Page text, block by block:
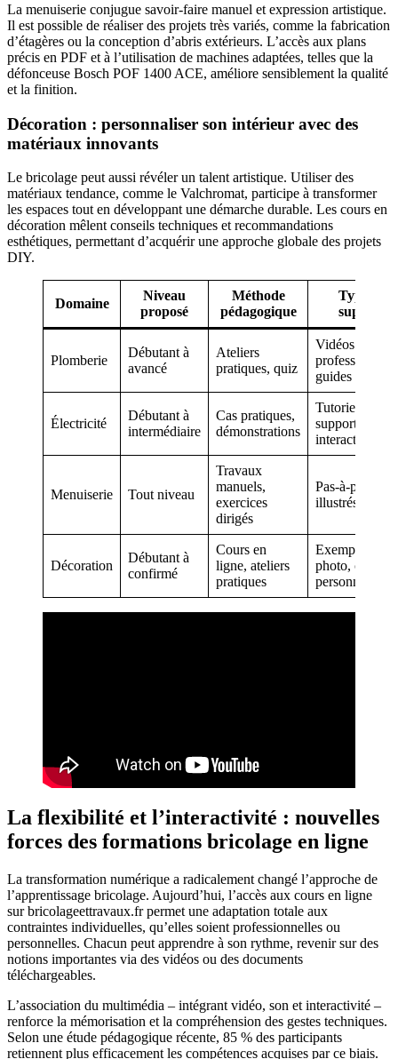
La menuiserie conjugue savoir-faire manuel et expression artistique.
Il est possible de réaliser des projets très variés, comme la fabrication
d’étagères ou la conception d’abris extérieurs. L’accès aux plans
précis en PDF et à l’utilisation de machines adaptées, telles que la
défonceuse Bosch POF 1400 ACE, améliore sensiblement la qualité
et la finition.
Décoration : personnaliser son intérieur avec des
matériaux innovants
Le bricolage peut aussi révéler un talent artistique. Utiliser des
matériaux tendance, comme le Valchromat, participe à transformer
les espaces tout en développant une démarche durable. Les cours en
décoration mêlent conseils techniques et recommandations
esthétiques, permettant d’acquérir une approche globale des projets
DIY.
Domaine
Niveau
proposé
Méthode
pédagogique
Type de
support
Plomberie
Débutant à
avancé
Ateliers
pratiques, quiz
Vidéos
guides PDF
Électricité
Débutant à
intermédiaire
Cas pratiques,
démonstrations
Tutoriels
supports
interactifs
Menuiserie Tout niveau
Travaux
manuels,
exercices
dirigés
Pas-à-pas
illustrés
Décoration
Débutant à
confirmé
Cours en
ligne, ateliers
pratiques
Exemples
photo, conseils
personnalisés
La flexibilité et l’interactivité : nouvelles
forces des formations bricolage en ligne
La transformation numérique a radicalement changé l’approche de
l’apprentissage bricolage. Aujourd’hui, l’accès aux cours en ligne
sur bricolageettravaux.fr permet une adaptation totale aux
contraintes individuelles, qu’elles soient professionnelles ou
personnelles. Chacun peut apprendre à son rythme, revenir sur des
notions importantes via des vidéos ou des documents
téléchargeables.
L’association du multimédia – intégrant vidéo, son et interactivité –
renforce la mémorisation et la compréhension des gestes techniques.
Selon une étude pédagogique récente, 85 % des participants
retiennent plus efficacement les compétences acquises par ce biais.